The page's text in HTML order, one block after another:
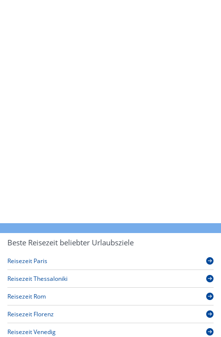
Beste Reisezeit beliebter Urlaubsziele
Reisezeit Paris
Reisezeit Thessaloniki
Reisezeit Rom
Reisezeit Florenz
Reisezeit Venedig